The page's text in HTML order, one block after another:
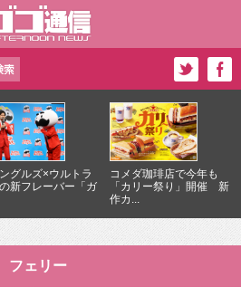
グルズ×ウルトラ
新フレーバー「ガ
コメダ珈琲店で今年も
「カリー祭り」開催 新
作カ...
フェリー